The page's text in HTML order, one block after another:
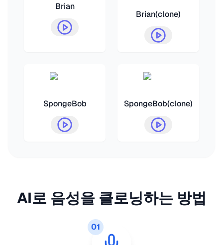
Brian
Brian(clone)
SpongeBob SpongeBob(clone)
AI로 음성을 클로닝하는 방법
01